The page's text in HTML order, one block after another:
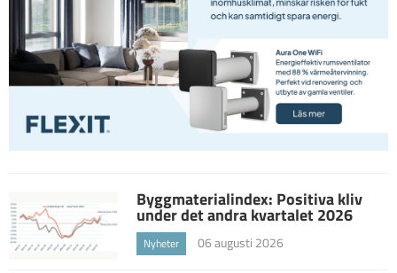
Byggmaterialindex: Positiva kliv
under det andra kvartalet 2026
Nyheter 06 augusti 2026